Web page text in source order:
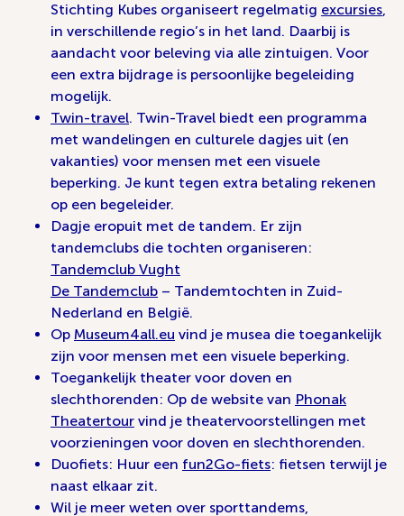
Stichting Kubes organiseert regelmatig excursies,
in verschillende regio’s in het land. Daarbij is
aandacht voor beleving via alle zintuigen. Voor
een extra bijdrage is persoonlijke begeleiding
mogelijk.
Twin-travel. Twin-Travel biedt een programma
met wandelingen en culturele dagjes uit (en
vakanties) voor mensen met een visuele
beperking. Je kunt tegen extra betaling rekenen
op een begeleider.
Dagje eropuit met de tandem. Er zijn
tandemclubs die tochten organiseren:
Tandemclub Vught
De Tandemclub – Tandemtochten in Zuid-
Nederland en België.
Op Museum4all.eu vind je musea die toegankelijk
zijn voor mensen met een visuele beperking.
Toegankelijk theater voor doven en
slechthorenden: Op de website van Phonak
Theatertour vind je theatervoorstellingen met
voorzieningen voor doven en slechthorenden.
Duofiets: Huur een fun2Go-fiets: fietsen terwijl je
naast elkaar zit.
Wil je meer weten over sporttandems,